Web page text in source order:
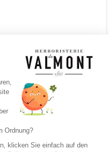
Ordnung?
klicken Sie einfach auf den